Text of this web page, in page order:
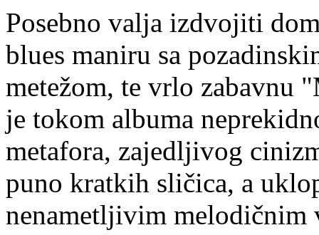
Posebno valja izdvojiti
blues maniru sa
metežom, te vrlo
je tokom albuma
metafora, zajedljivog
puno kratkih sličica, a
nenametljivim melodičnim